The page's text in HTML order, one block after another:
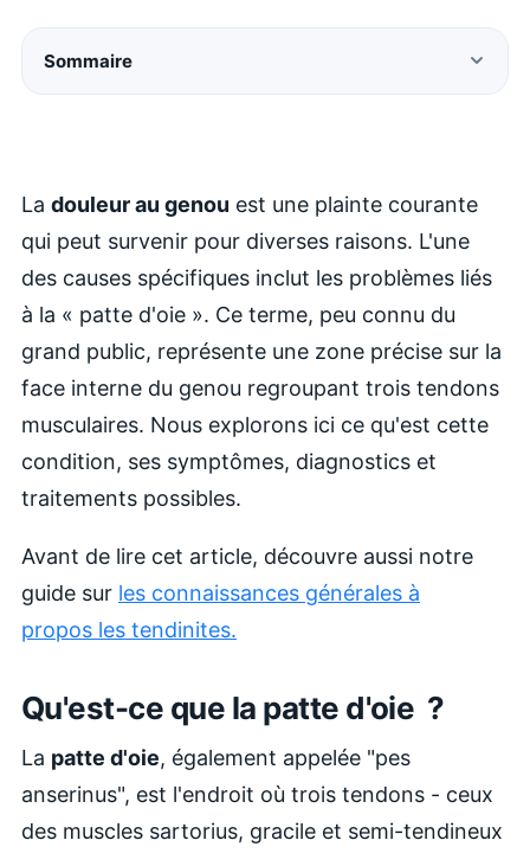
Sommaire
La douleur au genou est une plainte courante
qui peut survenir pour diverses raisons. L'une
des causes spécifiques inclut les problèmes liés
à la « patte d'oie ». Ce terme, peu connu du
grand public, représente une zone précise sur la
face interne du genou regroupant trois tendons
musculaires. Nous explorons ici ce qu'est cette
condition, ses symptômes, diagnostics et
traitements possibles.
Avant de lire cet article, découvre aussi notre
guide sur les connaissances générales à
propos les tendinites.
Qu'est-ce que la patte d'oie ?
La patte d'oie, également appelée "pes
anserinus", est l'endroit où trois tendons - ceux
des muscles sartorius, gracile et semi-tendineux